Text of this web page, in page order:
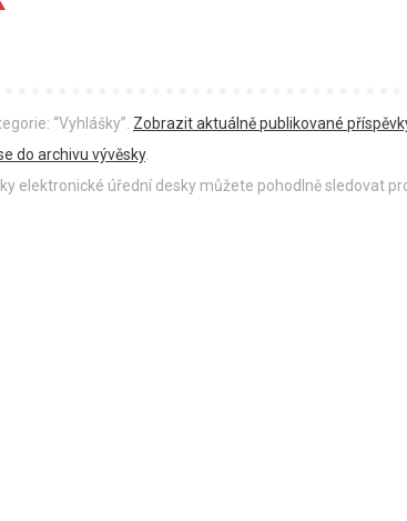
: “Vyhlášky”. Zobrazit aktuálně publikované
do archivu vývěsky.
elektronické úřední desky můžete pohodlně sledovat